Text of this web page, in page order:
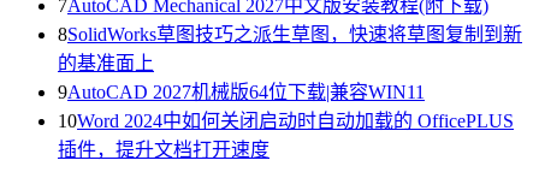
7AutoCAD Mechanical 2027中文版安装教程(附下载)
8SolidWorks草图技巧之派生草图，快速将草图复制到新
的基准面上
9AutoCAD 2027机械版64位下载|兼容WIN11
10Word 2024中如何关闭启动时自动加载的 OfficePLUS
插件，提升文档打开速度